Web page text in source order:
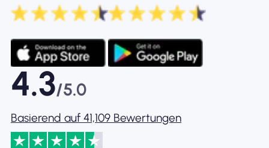
4.3/5.0
Basierend auf 41,109 Bewertungen